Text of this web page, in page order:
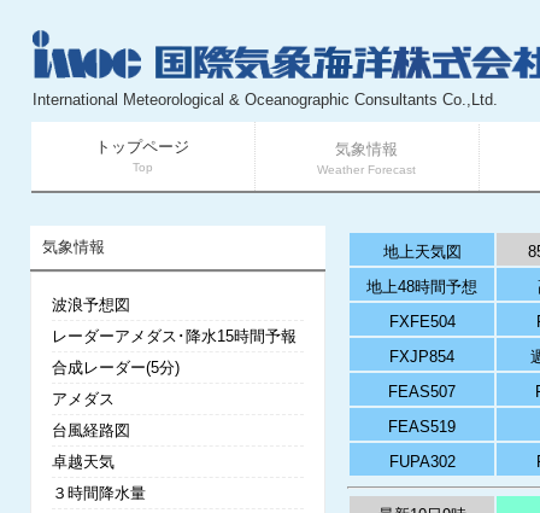
International Meteorological & Oceanographic Consultants Co.,Ltd.
トップページ
Top
気象情報
Weather Forecast
地上天気図
地上48時間予想
FXFE504
FXJP854
FEAS507
FEAS519
FUPA302
気象情報
波浪予想図
レーダーアメダス･降水15時間予報
合成レーダー(5分)
アメダス
台風経路図
卓越天気
３時間降水量